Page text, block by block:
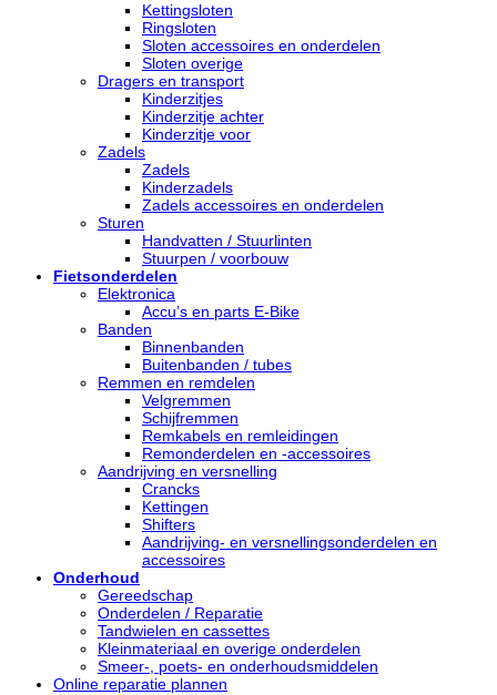
Kettingsloten
Ringsloten
Sloten accessoires en onderdelen
Sloten overige
Dragers en transport
Kinderzitjes
Kinderzitje achter
Kinderzitje voor
Zadels
Zadels
Kinderzadels
Zadels accessoires en onderdelen
Sturen
Handvatten / Stuurlinten
Stuurpen / voorbouw
Fietsonderdelen
Elektronica
Accu’s en parts E-Bike
Banden
Binnenbanden
Buitenbanden / tubes
Remmen en remdelen
Velgremmen
Schijfremmen
Remkabels en remleidingen
Remonderdelen en -accessoires
Aandrijving en versnelling
Crancks
Kettingen
Shifters
Aandrijving- en versnellingsonderdelen en
accessoires
Onderhoud
Gereedschap
Onderdelen / Reparatie
Tandwielen en cassettes
Kleinmateriaal en overige onderdelen
Smeer-, poets- en onderhoudsmiddelen
Online reparatie plannen